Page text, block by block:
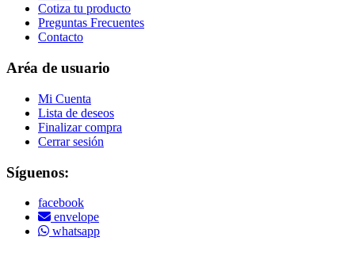
Cotiza tu producto
Preguntas Frecuentes
Contacto
Aréa de usuario
Mi Cuenta
Lista de deseos
Finalizar compra
Cerrar sesión
Síguenos:
facebook
envelope
whatsapp